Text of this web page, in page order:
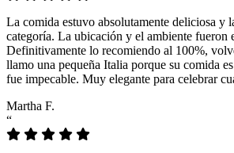
La comida estuvo absolutamente deliciosa y
categoría. La ubicación y el ambiente fueron
Definitivamente lo recomiendo al 100%,
llamo una pequeña Italia porque su comida
fue impecable. Muy elegante para celebrar
Martha F.
“